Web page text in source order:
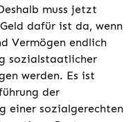
muss jetzt
dafür ist da, wenn
Vermögen endlich
sozialstaatlicher
werden. Es ist
der
einer sozialgerechten